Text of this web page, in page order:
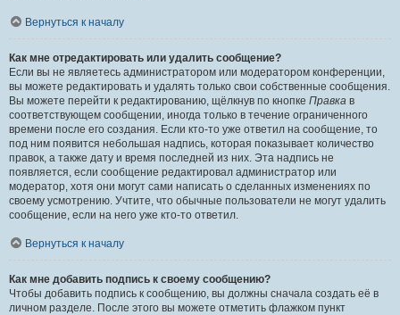
Вернуться к началу
Как мне отредактировать или удалить сообщение?
Если вы не являетесь администратором или модератором конференции,
вы можете редактировать и удалять только свои собственные сообщения.
Вы можете перейти к редактированию, щёлкнув по кнопке Правка в
соответствующем сообщении, иногда только в течение ограниченного
времени после его создания. Если кто-то уже ответил на сообщение, то
под ним появится небольшая надпись, которая показывает количество
правок, а также дату и время последней из них. Эта надпись не
появляется, если сообщение редактировал администратор или
модератор, хотя они могут сами написать о сделанных изменениях по
своему усмотрению. Учтите, что обычные пользователи не могут удалить
сообщение, если на него уже кто-то ответил.
Вернуться к началу
Как мне добавить подпись к своему сообщению?
Чтобы добавить подпись к сообщению, вы должны сначала создать её в
личном разделе. После этого вы можете отметить флажком пункт